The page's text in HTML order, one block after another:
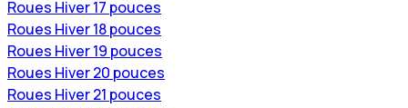
Roues Hiver 17 pouces
Roues Hiver 18 pouces
Roues Hiver 19 pouces
Roues Hiver 20 pouces
Roues Hiver 21 pouces